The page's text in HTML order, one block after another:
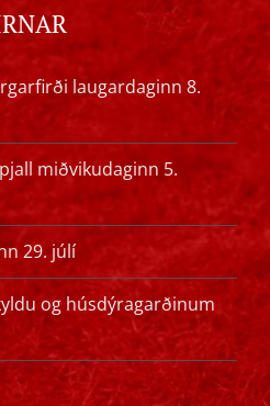
laugardaginn 8.
miðvikudaginn 5.
29. júlí
og húsdýragarðinum